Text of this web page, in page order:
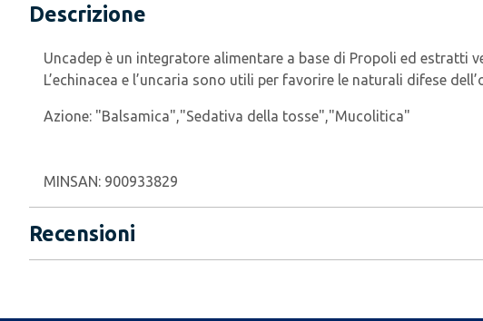
Descrizione
Uncadep è un integratore alimentare a base di Propoli ed
L’echinacea e l’uncaria sono utili per favorire le naturali difese
Azione: "Balsamica","Sedativa della tosse","Mucolitica"
MINSAN: 900933829
Recensioni